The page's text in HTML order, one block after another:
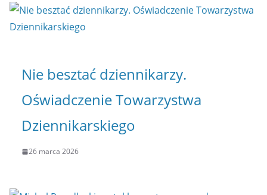
Nie besztać dziennikarzy.
Oświadczenie Towarzystwa
Dziennikarskiego
26 marca 2026